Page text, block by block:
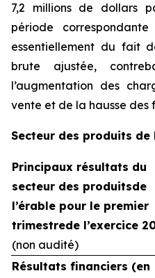
7,2 millions de dollars
période
essentiellement du fait
brute ajustée,
l’augmentation des
vente et de la hausse des
Secteur des produits de
Principaux résultats du
secteur des produitsde
l’érable pour le premier
trimestrede l’exercice
(non audité)
Résultats financiers (en